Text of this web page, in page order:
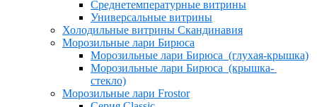
Среднетемпературные витрины
Универсальные витрины
Холодильные витрины Скандинавия
Морозильные лари Бирюса
Морозильные лари Бирюса (глухая-крышка)
Морозильные лари Бирюса (крышка-
стекло)
Морозильные лари Frostor